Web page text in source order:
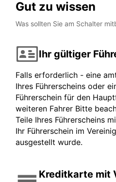
Gut zu wissen
Was sollten Sie am Schalter
Ihr gültiger
Falls erforderlich - eine
Ihres Führerscheins oder
Führerschein für den
weiteren Fahrer Bitte
Teile Ihres Führerscheins
Ihr Führerschein im
ausgestellt wurde.
Kreditkarte mit